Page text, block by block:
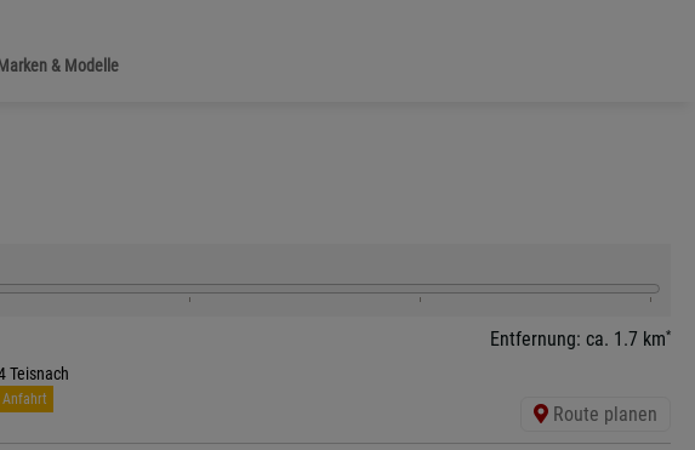
& Modelle
Teisnach
Anfahrt
Entfernung: ca. 1.7 km*
Route planen